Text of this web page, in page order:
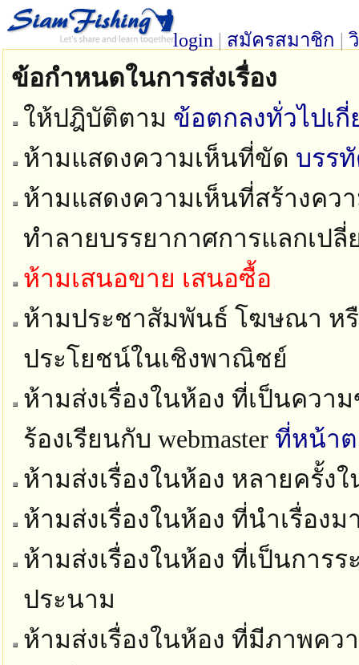
login | สมัครสมาชิก |
ข้อกำหนดในการส่งเรื่อง
ให้ปฎิบัติตาม ข้อตกลงทั่วไปเ
ห้ามแสดงความเห็นที่ขัด บรร
ห้ามแสดงความเห็นที่สร้างคว
ทำลายบรรยากาศการแลกเปลี่
ห้ามเสนอขาย เสนอซื้อ
ห้ามประชาสัมพันธ์ โฆษณา ห
ประโยชน์ในเชิงพาณิชย์
ห้ามส่งเรื่องในห้อง ที่เป็นคว
ร้องเรียนกับ webmaster ที่หน้า
ห้ามส่งเรื่องในห้อง หลายครั้ง
ห้ามส่งเรื่องในห้อง ที่นำเรื่องม
ห้ามส่งเรื่องในห้อง ที่เป็นการ
ประนาม
ห้ามส่งเรื่องในห้อง ที่มีภาพค